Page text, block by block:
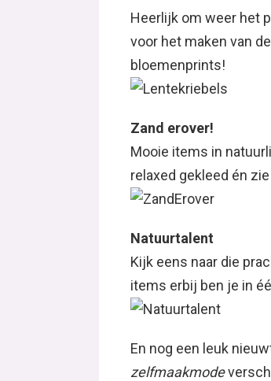
Heerlijk om weer het
voor het maken van
bloemenprints!
Zand erover!
Mooie items in
relaxed gekleed én
Natuurtalent
Kijk eens naar die
items erbij ben je in
En nog een leuk
zelfmaakmode